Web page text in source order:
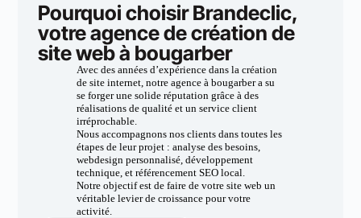
Pourquoi choisir Brandeclic,
votre agence de création de
site web à bougarber
Avec des années d’expérience dans la création
de site internet, notre agence à bougarber a su
se forger une solide réputation grâce à des
réalisations de qualité et un service client
irréprochable.
Nous accompagnons nos clients dans toutes les
étapes de leur projet : analyse des besoins,
webdesign personnalisé, développement
technique, et référencement SEO local.
Notre objectif est de faire de votre site web un
véritable levier de croissance pour votre
activité.